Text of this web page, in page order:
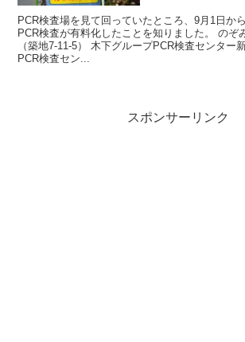
PCR検査場を見て回っていたところ、9月1日か
PCR検査が有料化したことを知りました。 のぞ
（築地7-11-5） 木下グループPCR検査センター
PCR検査セン...
スポンサーリンク